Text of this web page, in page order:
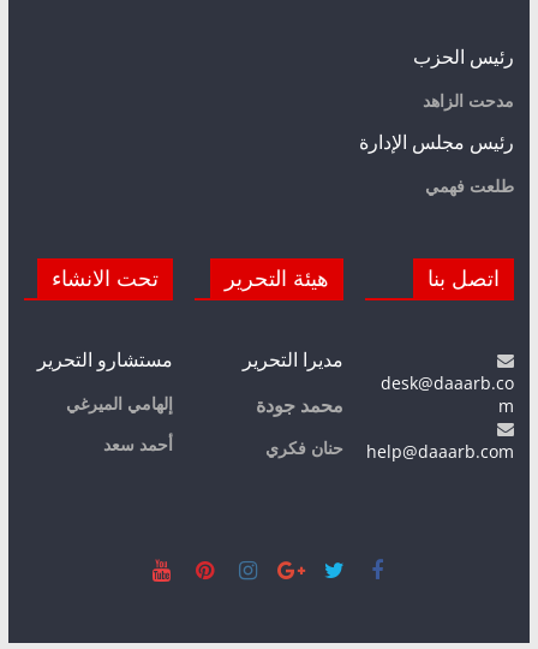
رئيس الحزب
مدحت الزاهد
رئيس مجلس الإدارة
طلعت فهمي
اتصل بنا
desk@daaarb.co
m
help@daaarb.com
هيئة التحرير
مديرا التحرير
محمد جودة
حنان فكري
تحت الانشاء
مستشارو التحرير
إلهامي الميرغي
أحمد سعد